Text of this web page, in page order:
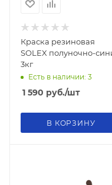
Краска резиновая
SOLEX полуночно-
3кг
Есть в наличии: 3
1 590 руб./шт
В КОРЗИНУ